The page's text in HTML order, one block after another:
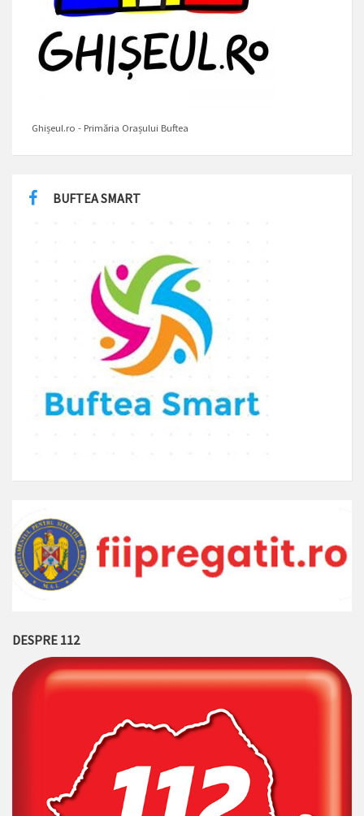
Ghișeul.ro - Primăria Orașului Buftea
BUFTEA SMART
DESPRE 112